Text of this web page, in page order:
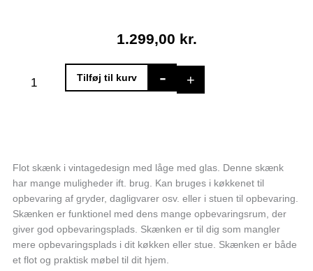
1.299,00 kr.
- +
Tilføj til kurv
Flot skænk i vintagedesign med låge med glas. Denne skænk
har mange muligheder ift. brug. Kan bruges i køkkenet til
opbevaring af gryder, dagligvarer osv. eller i stuen til opbevaring.
Skænken er funktionel med dens mange opbevaringsrum, der
giver god opbevaringsplads. Skænken er til dig som mangler
mere opbevaringsplads i dit køkken eller stue. Skænken er både
et flot og praktisk møbel til dit hjem.